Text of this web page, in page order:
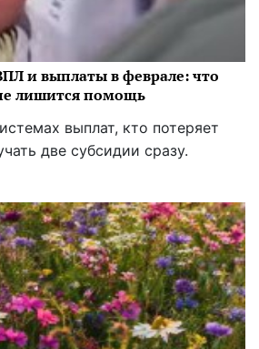
и выплаты в феврале: что
лишится помощь
выплат, кто потеряет
две субсидии сразу.